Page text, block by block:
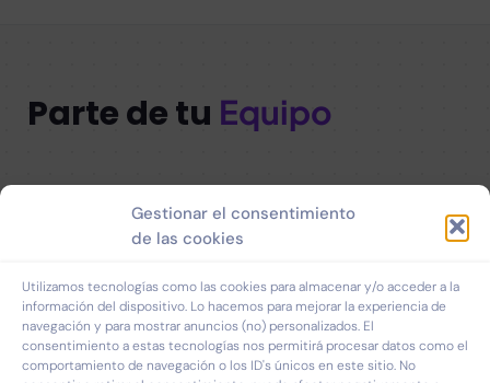
Gestionar el consentimiento
de las cookies
Utilizamos tecnologías como las cookies para almacenar y/o acceder a la
información del dispositivo. Lo hacemos para mejorar la experiencia de
navegación y para mostrar anuncios (no) personalizados. El
consentimiento a estas tecnologías nos permitirá procesar datos como el
comportamiento de navegación o los ID's únicos en este sitio. No
Parte de tu Equipo
ServiciosContacto
PróximamenteBlog